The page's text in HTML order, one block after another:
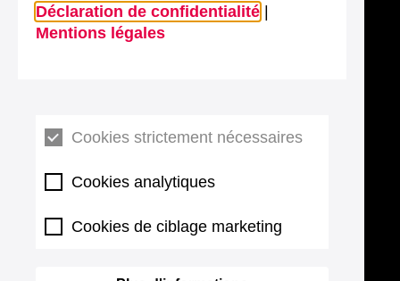
Déclaration de confidentialité
Mentions légales
Cookies strictement nécessaires
Cookies analytiques
Cookies de ciblage marketing